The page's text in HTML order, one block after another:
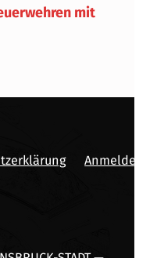
mit
Anmelden